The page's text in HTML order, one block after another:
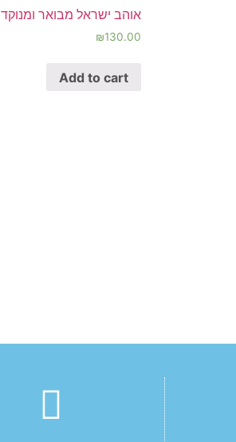
אוהב ישראל מבואר ומנוקד
₪130.00
Add to cart